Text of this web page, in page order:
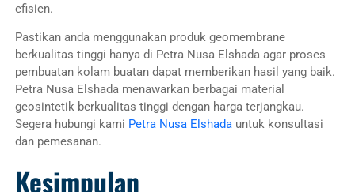
efisien.
Pastikan anda menggunakan produk geomembrane
berkualitas tinggi hanya di Petra Nusa Elshada agar proses
pembuatan kolam buatan dapat memberikan hasil yang baik.
Petra Nusa Elshada menawarkan berbagai material
geosintetik berkualitas tinggi dengan harga terjangkau.
Segera hubungi kami Petra Nusa Elshadauntuk konsultasi
dan pemesanan.
Kesimpulan